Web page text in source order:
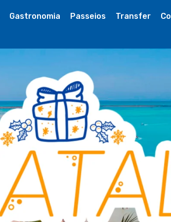
Gastronomia Passeios Transfer